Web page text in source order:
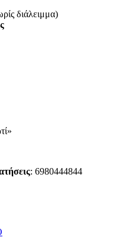
διάλειμμα)
: 6980444844